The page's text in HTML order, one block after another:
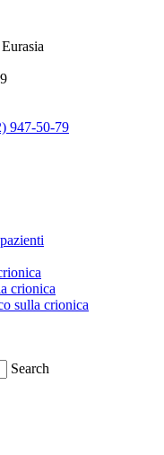
947-50-79
crionica
sulla crionica
Search